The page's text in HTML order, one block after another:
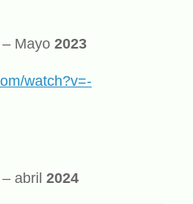
Mayo 2023
watch?v=-
abril 2024